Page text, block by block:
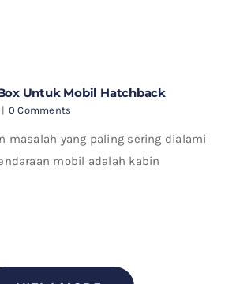
Untuk Mobil Hatchback
| 0 Comments
masalah yang paling sering dialami
mobil adalah kabin